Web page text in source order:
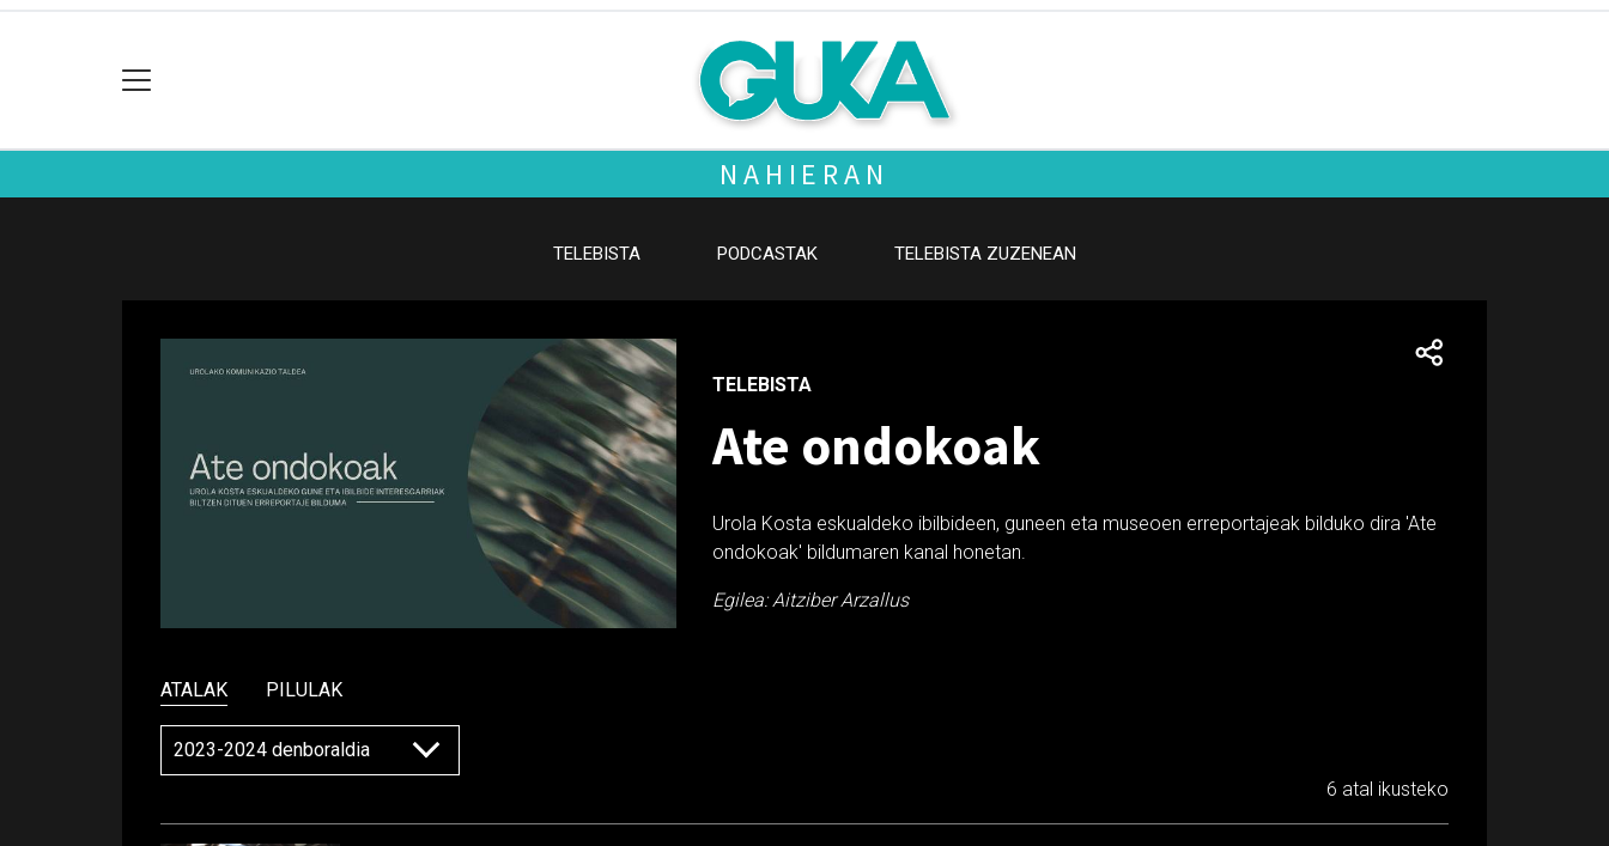
NAHIERAN
TELEBISTA PODCASTAK TELEBISTA ZUZENEAN
TELEBISTA
Ate ondokoak
Urola Kosta eskualdeko ibilbideen, guneen eta museoen erreportajeak bilduko dira 'Ate
ondokoak' bildumaren kanal honetan.
Egilea: Aitziber Arzallus
ATALAK PILULAK
6 atal ikusteko